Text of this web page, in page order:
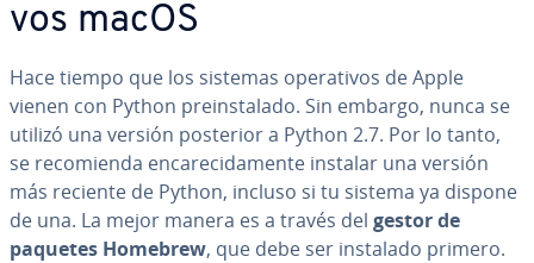
vos macOS
Hace tiempo que los sistemas ope­ra­ti­vos de Apple
vienen con Python prei­n­s­ta­la­do. Sin embargo, nunca se
utilizó una versión posterior a Python 2.7. Por lo tanto,
se re­co­mie­n­da en­ca­re­ci­da­me­n­te instalar una versión
más reciente de Python, incluso si tu sistema ya dispone
de una. La mejor manera es a través del gestor de
paquetes Homebrew, que debe ser instalado primero.